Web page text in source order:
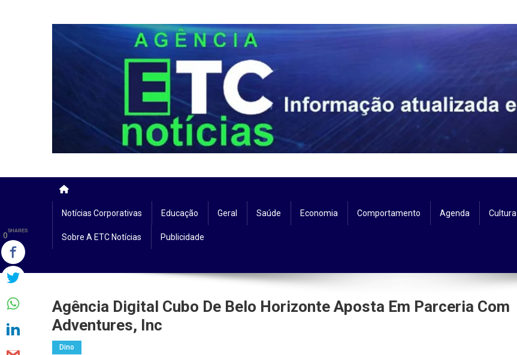
Notícias Corporativas Educação Geral Saúde Economia Comportamento Agenda Cultura
Sobre A ETC Notícias Publicidade
Agência Digital Cubo De Belo Horizonte Aposta Em Parceria Com
Adventures, Inc
Dino
0SHARES